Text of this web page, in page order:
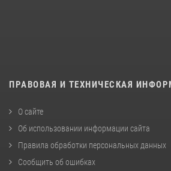
ПРАВОВАЯ И ТЕХНИЧЕСКАЯ
О сайте
Об использовании информации сайта
Правила обработки персональных данных
Сообщить об ошибках